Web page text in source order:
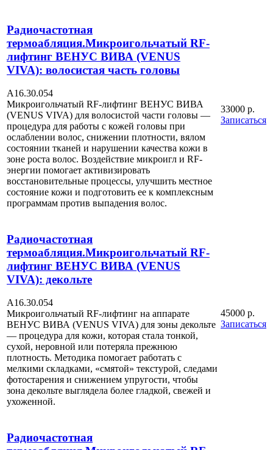
Радиочастотная
термоабляция.Микроигольчатый RF-
лифтинг ВЕНУС ВИВА (VENUS
VIVA): волосистая часть головы
А16.30.054
Микроигольчатый RF-лифтинг ВЕНУС ВИВА
(VENUS VIVA) для волосистой части головы —
процедура для работы с кожей головы при
ослаблении волос, снижении плотности, вялом
состоянии тканей и нарушении качества кожи в
зоне роста волос. Воздействие микроигл и RF-
энергии помогает активизировать
восстановительные процессы, улучшить местное
состояние кожи и подготовить ее к комплексным
программам против выпадения волос.
33000 р.
Записаться
Радиочастотная
термоабляция.Микроигольчатый RF-
лифтинг ВЕНУС ВИВА (VENUS
VIVA): декольте
А16.30.054
Микроигольчатый RF-лифтинг на аппарате
ВЕНУС ВИВА (VENUS VIVA) для зоны декольте
— процедура для кожи, которая стала тонкой,
сухой, неровной или потеряла прежнюю
плотность. Методика помогает работать с
мелкими складками, «смятой» текстурой, следами
фотостарения и снижением упругости, чтобы
зона декольте выглядела более гладкой, свежей и
ухоженной.
45000 р.
Записаться
Радиочастотная